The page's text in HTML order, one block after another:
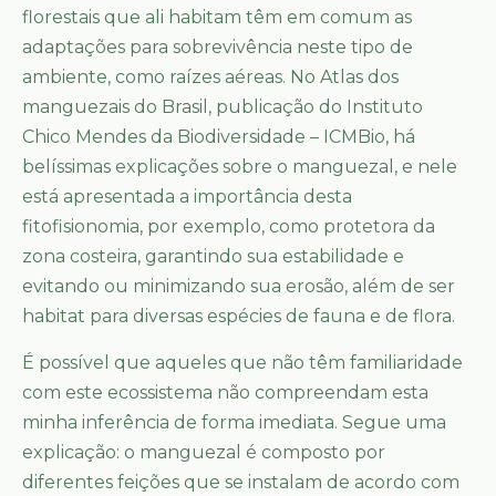
florestais que ali habitam têm em comum as
adaptações para sobrevivência neste tipo de
ambiente, como raízes aéreas. No Atlas dos
manguezais do Brasil, publicação do Instituto
Chico Mendes da Biodiversidade – ICMBio, há
belíssimas explicações sobre o manguezal, e nele
está apresentada a importância desta
fitofisionomia, por exemplo, como protetora da
zona costeira, garantindo sua estabilidade e
evitando ou minimizando sua erosão, além de ser
habitat para diversas espécies de fauna e de flora.
É possível que aqueles que não têm familiaridade
com este ecossistema não compreendam esta
minha inferência de forma imediata. Segue uma
explicação: o manguezal é composto por
diferentes feições que se instalam de acordo com